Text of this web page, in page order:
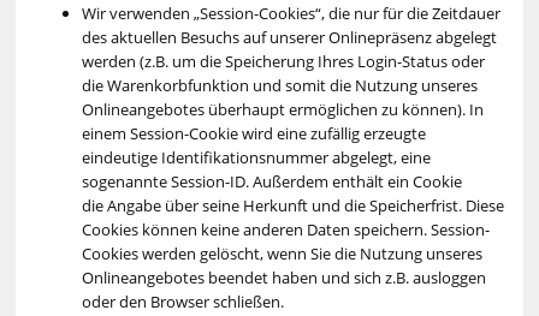
Wir verwenden „Session-Cookies“, die nur für die Zeitdauer
des aktuellen Besuchs auf unserer Onlinepräsenz abgelegt
werden (z.B. um die Speicherung Ihres Login-Status oder
die Warenkorbfunktion und somit die Nutzung unseres
Onlineangebotes überhaupt ermöglichen zu können). In
einem Session-Cookie wird eine zufällig erzeugte
eindeutige Identifikationsnummer abgelegt, eine
sogenannte Session-ID. Außerdem enthält ein Cookie
die Angabe über seine Herkunft und die Speicherfrist. Diese
Cookies können keine anderen Daten speichern. Session-
Cookies werden gelöscht, wenn Sie die Nutzung unseres
Onlineangebotes beendet haben und sich z.B. ausloggen
oder den Browser schließen.